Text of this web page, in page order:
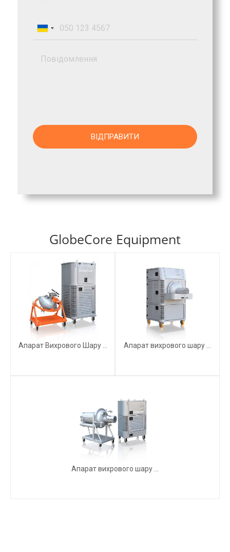
GlobeCore Equipment
Апарат Вихрового Шару ... Апарат вихрового шару ...
Апарат вихрового шару ...